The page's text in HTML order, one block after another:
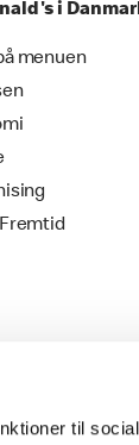
til
i
menuen